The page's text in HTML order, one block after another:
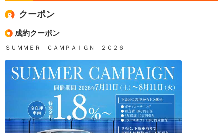
クーポン
成約クーポン
ＳＵＭＭＥＲ ＣＡＭＰＡＩＧＮ ２０２６